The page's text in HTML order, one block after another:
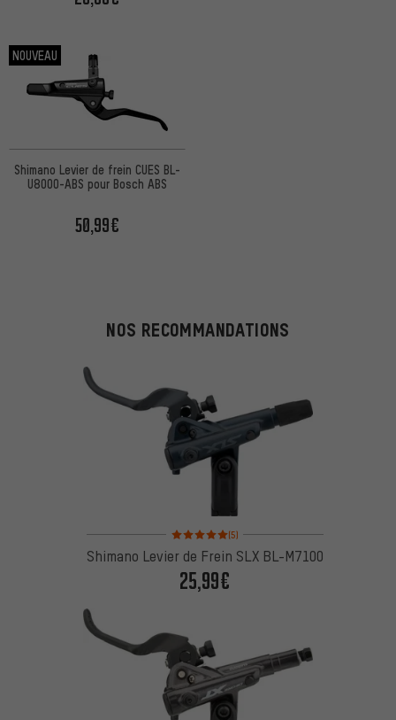
NOUVEAU
Shimano Levier de frein CUES BL-
U8000-ABS pour Bosch ABS
50,99€
NOS RECOMMANDATIONS
Note moyenne : 5 sur 5 d'après 5 avis
(5)
Shimano Levier de Frein SLX BL-M7100
25,99€